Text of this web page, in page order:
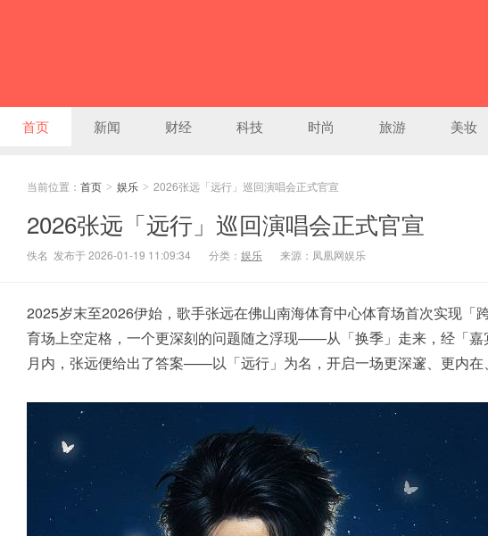
首页 新闻 财经 科技 时尚 旅游 美妆
当前位置： 首页 > 娱乐 > 2026张远「远行」巡回演唱会正式官宣
2026张远「远行」巡回演唱会正式官宣
佚名 发布于 2026-01-19 11:09:34 分类： 娱乐 来源：凤凰网娱乐
2025岁末至2026伊始，歌手张远在佛山南海体育中心体育场首次实现「
育场上空定格，一个更深刻的问题随之浮现——从「换季」走来，经「
月内，张远便给出了答案——以「远行」为名，开启一场更深邃、更内在